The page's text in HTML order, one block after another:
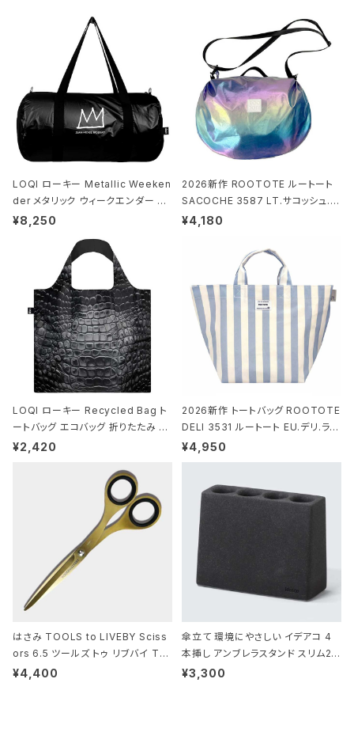
LOQI ローキー Metallic Weeken
der メタリック ウィークエンダー ボ
ストンバッグ ショルダーバッグ JEAN
ck ジャン=ミッシェル・バスキア/クラ
ウン ブラック
¥8,250
2026新作 ROOTOTE ルートート
SACOCHE 3587 LT.サコッシュ.ル
ミエ-B ショルダーバッグ グロスネイ
¥4,180
LOQI ローキー Recycled Bag ト
ートバッグ エコバッグ 折りたたみ 大
きめ 撥水加工 収納ポーチ CROCO
¥2,420
2026新作 トートバッグ ROOTOTE
DELI 3531 ルートート EU.デリ.ラミ
ネート-W サックス・ホワイト
¥4,950
はさみ TOOLS to LIVEBY Sciss
ors 6.5 ツールズ トゥ リブバイ TL
010 シザーズ 6.5 ゴールド
¥4,400
傘立て 環境にやさしい イデアコ 4
本挿し アンブレラスタンド スリム2 i
deaco Umbrella Stand slim2 s
¥3,300